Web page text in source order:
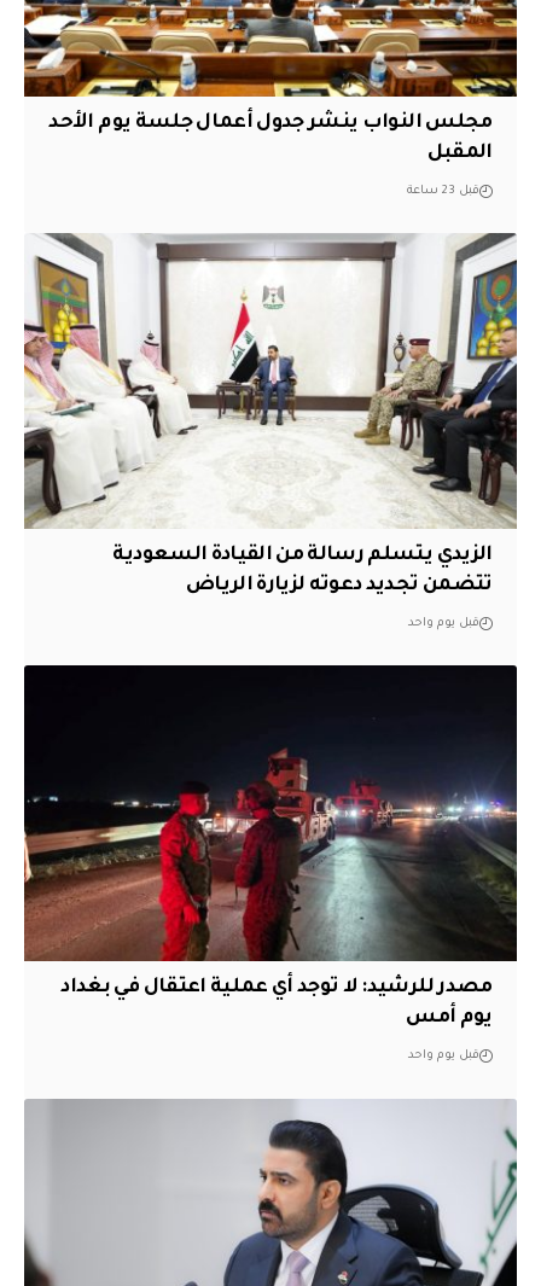
مجلس النواب ينشر جدول أعمال جلسة يوم الأحد
المقبل
قبل 23 ساعة
الزيدي يتسلم رسالة من القيادة السعودية
تتضمن تجديد دعوته لزيارة الرياض
قبل يوم واحد
مصدر للرشيد: لا توجد أي عملية اعتقال في بغداد
يوم أمس
قبل يوم واحد